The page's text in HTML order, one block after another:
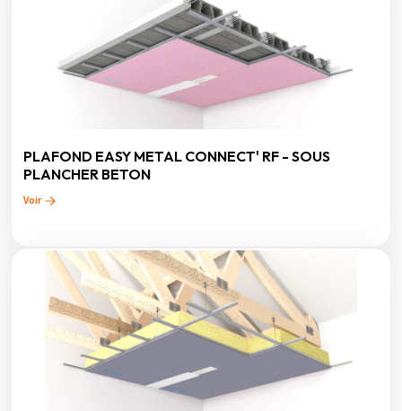
PLAFOND EASY METAL CONNECT' RF - SOUS
PLANCHER BETON
Voir